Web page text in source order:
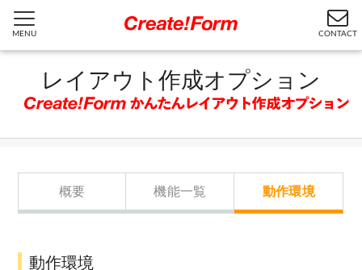
MENU CONTACT
レイアウト作成オプション
概要 機能一覧 動作環境
動作環境